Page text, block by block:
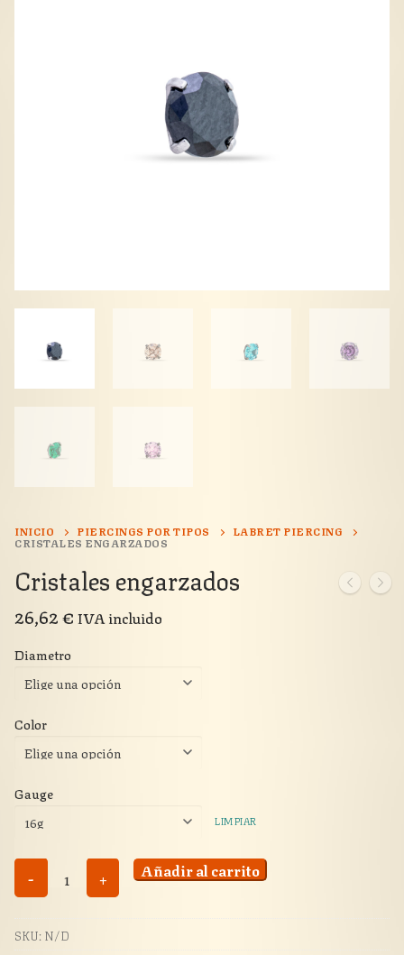
INICIO PIERCINGS POR TIPOS LABRET PIERCING
CRISTALES ENGARZADOS
Cristales engarzados
26,62€ IVA incluido
Diametro
Color
Gauge
LIMPIAR
Cristales
engarzados
cantidad
- + Añadir al carrito
SKU: N/D